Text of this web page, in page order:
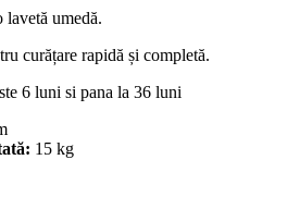
lavetă umedă.
curățare rapidă și completă.
6 luni si pana la 36 luni
15 kg